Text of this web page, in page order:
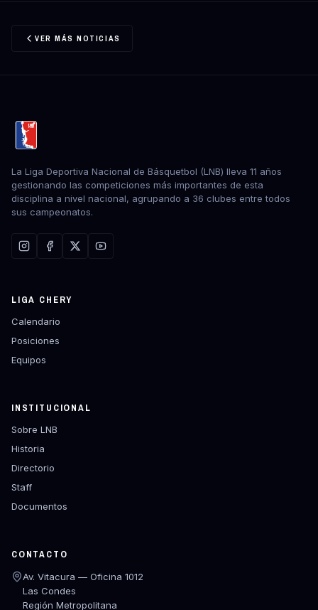
VER MÁS NOTICIAS
La Liga Deportiva Nacional de Básquetbol (LNB) lleva 11 años
gestionando las competiciones más importantes de esta
disciplina a nivel nacional, agrupando a 36 clubes entre todos
sus campeonatos.
LIGA CHERY
Calendario
Posiciones
Equipos
INSTITUCIONAL
Sobre LNB
Historia
Directorio
Staff
Documentos
CONTACTO
Av. Vitacura — Oficina 1012
Las Condes
Región Metropolitana